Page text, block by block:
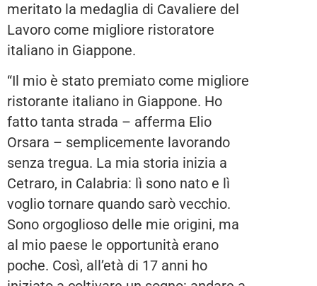
meritato la medaglia di Cavaliere del
Lavoro come migliore ristoratore
italiano in Giappone.
“Il mio è stato premiato come migliore
ristorante italiano in Giappone. Ho
fatto tanta strada – afferma Elio
Orsara – semplicemente lavorando
senza tregua. La mia storia inizia a
Cetraro, in Calabria: lì sono nato e lì
voglio tornare quando sarò vecchio.
Sono orgoglioso delle mie origini, ma
al mio paese le opportunità erano
poche. Così, all’età di 17 anni ho